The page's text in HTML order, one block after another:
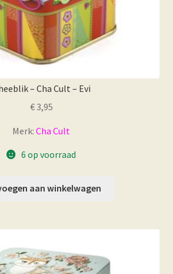
– Cha Cult – Evi
€3,95
Merk: Cha Cult
6 op voorraad
aan winkelwagen